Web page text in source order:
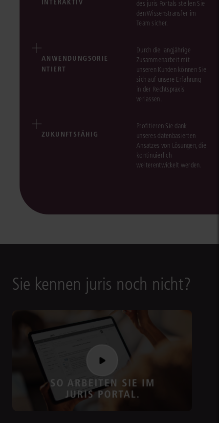
INTERAKTIV
des juris Portals stellen Sie
den Wissenstransfer im
Team sicher.
ANWENDUNGSORIE
NTIERT
Durch die langjährige
Zusammenarbeit mit
unseren Kunden können Sie
sich auf unsere Erfahrung
in der Rechtspraxis
verlassen.
ZUKUNFTSFÄHIG
Profitieren Sie dank
unseres datenbasierten
Ansatzes von Lösungen, die
kontinuierlich
weiterentwickelt werden.
Sie kennen juris noch nicht?